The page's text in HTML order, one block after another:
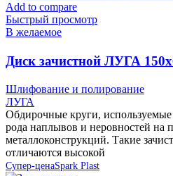
Add to compare
Быстрый просмотр
В желаемое
Диск зачистной ЛУГА
Шлифование и полирование
ЛУГА
Обдирочные круги, используемые
рода наплывов и неровностей на
металлоконструкций. Такие
отличаются высокой
Супер-ценаSpark Plast